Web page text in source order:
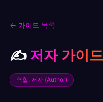
← 가이드 목록
✍️ 저자 가이드
역할: 저자 (Author)